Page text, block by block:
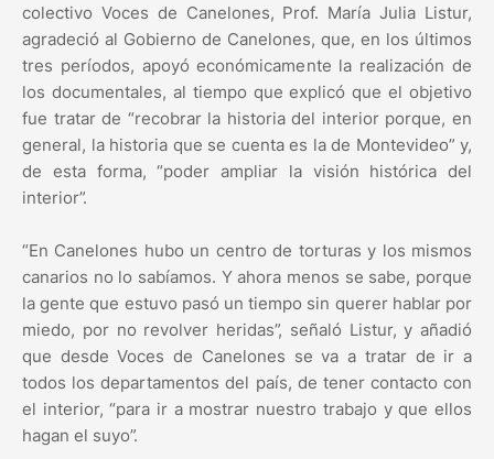
colectivo Voces de Canelones, Prof. María Julia Listur,
agradeció al Gobierno de Canelones, que, en los últimos
tres períodos, apoyó económicamente la realización de
los documentales, al tiempo que explicó que el objetivo
fue tratar de “recobrar la historia del interior porque, en
general, la historia que se cuenta es la de Montevideo” y,
de esta forma, “poder ampliar la visión histórica del
interior”.
“En Canelones hubo un centro de torturas y los mismos
canarios no lo sabíamos. Y ahora menos se sabe, porque
la gente que estuvo pasó un tiempo sin querer hablar por
miedo, por no revolver heridas”, señaló Listur, y añadió
que desde Voces de Canelones se va a tratar de ir a
todos los departamentos del país, de tener contacto con
el interior, “para ir a mostrar nuestro trabajo y que ellos
hagan el suyo”.